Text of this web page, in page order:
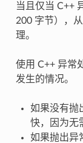
当且仅当 C++
200 字节），
理。
使用 C++ 异常
发生的情况。
如果没有抛
快，因为无
如果抛出异